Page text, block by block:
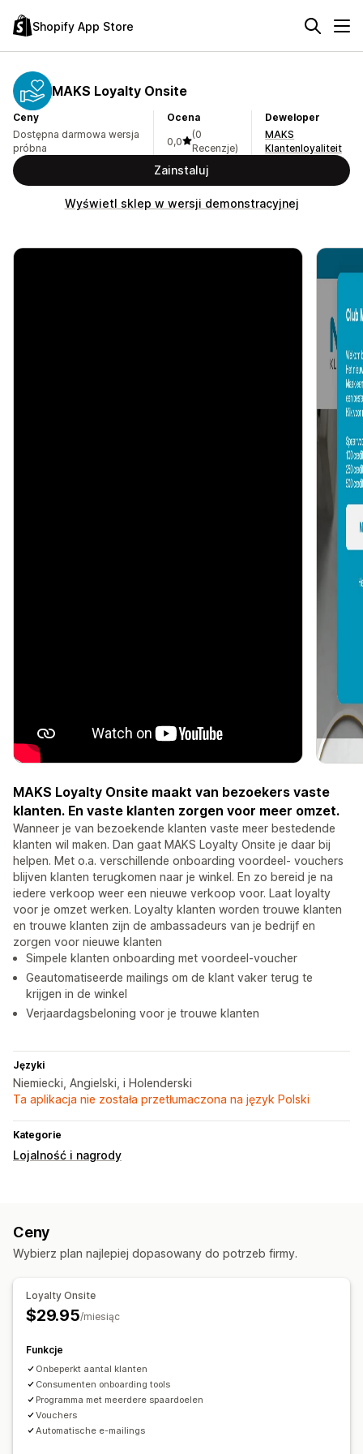
Shopify App Store
MAKS Loyalty Onsite
Ceny
Dostępna darmowa wersja
próbna
Ocena
0,0
(0
Recenzje)
Deweloper
MAKS
Klantenloyaliteit
Zainstaluj
Wyświetl sklep w wersji demonstracyjnej
MAKS Loyalty Onsite maakt van bezoekers vaste
klanten. En vaste klanten zorgen voor meer omzet.
Wanneer je van bezoekende klanten vaste meer bestedende
klanten wil maken. Dan gaat MAKS Loyalty Onsite je daar bij
helpen. Met o.a. verschillende onboarding voordeel- vouchers
blijven klanten terugkomen naar je winkel. En zo bereid je na
iedere verkoop weer een nieuwe verkoop voor. Laat loyalty
voor je omzet werken. Loyalty klanten worden trouwe klanten
en trouwe klanten zijn de ambassadeurs van je bedrijf en
zorgen voor nieuwe klanten
Simpele klanten onboarding met voordeel-voucher
Geautomatiseerde mailings om de klant vaker terug te
krijgen in de winkel
Verjaardagsbeloning voor je trouwe klanten
Języki
Niemiecki, Angielski, i Holenderski
Ta aplikacja nie została przetłumaczona na język Polski
Kategorie
Lojalność i nagrody
Ceny
Wybierz plan najlepiej dopasowany do potrzeb firmy.
Loyalty Onsite
$29.95/miesiąc
Funkcje
Onbeperkt aantal klanten
Consumenten onboarding tools
Programma met meerdere spaardoelen
Vouchers
Automatische e-mailings